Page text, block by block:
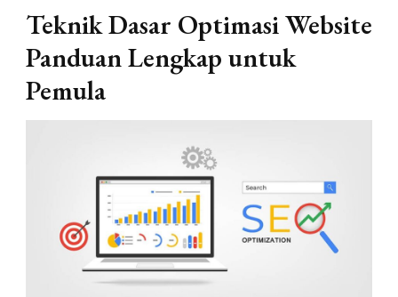
Teknik Dasar Optimasi Website
Panduan Lengkap untuk
Pemula